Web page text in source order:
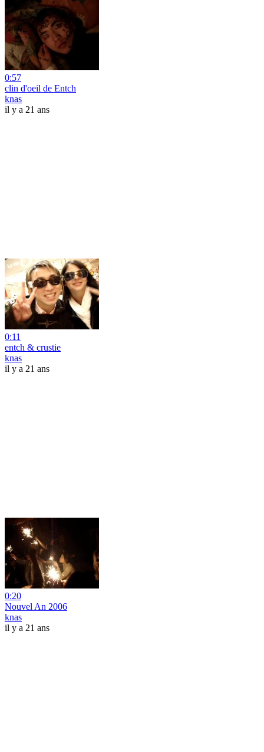
0:57
clin d'oeil de Entch
knas
il y a 21 ans
0:11
entch & crustie
knas
il y a 21 ans
0:20
Nouvel An 2006
knas
il y a 21 ans